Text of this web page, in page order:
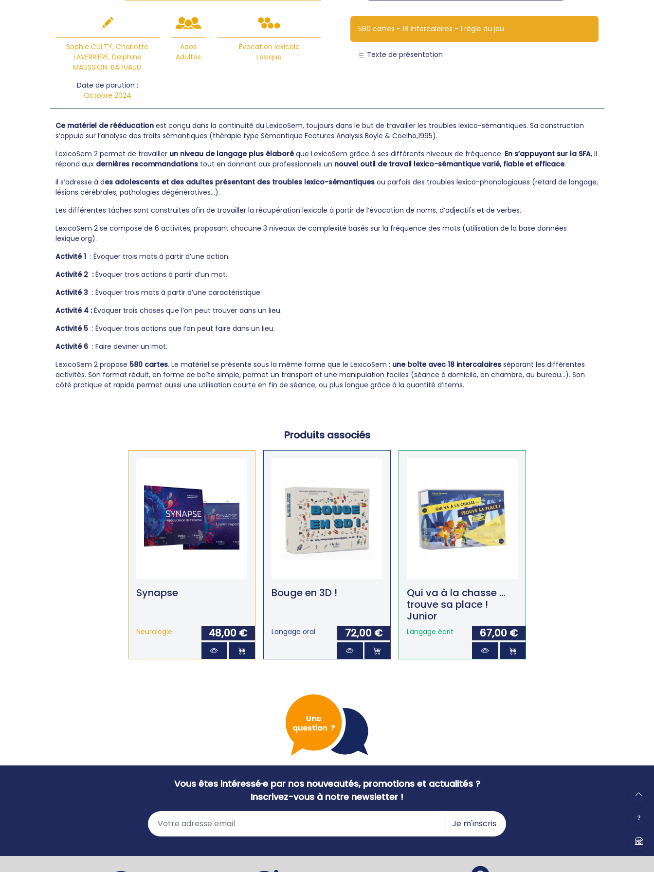
Sophie CULTY,Charlotte
LAVERRIERE, Delphine
MAUSSION-BAHUAUD
Date de parution :
Octobre 2024
Ados
Adultes
Évocation lexicale
Lexique
580 cartes - 18 intercalaires - 1 règle du jeu
Texte de présentation
Ce matériel de rééducation est conçu dans la continuité du LexicoSem, toujours dans le but de travailler les troubles lexico-sémantiques. Sa construction
s’appuie sur l’analyse des traits sémantiques (thérapie type Sémantique Features Analysis Boyle & Coelho,1995).
LexicoSem 2 permet de travailler un niveau de langage plus élaboréque LexicoSem grâce à ses différents niveaux de fréquence. En s’appuyant sur la SFA, il
répond aux dernières recommandations tout en donnant aux professionnels un nouvel outil de travail lexico-sémantique varié, fiable et efficace.
Il s’adresse à des adolescents et des adultes présentant des troubles lexico-sémantiques ou parfois des troubles lexico-phonologiques (retard de langage,
lésions cérébrales, pathologies dégénératives...).
Les différentes tâches sont construites afin de travailler la récupération lexicale à partir de l’évocation de noms, d’adjectifs et de verbes.
LexicoSem 2 se compose de 6 activités, proposant chacune 3 niveaux de complexité basés sur la fréquence des mots (utilisation de la base données
lexique.org).
Activité 1 : Évoquer trois mots à partir d’une action.
Activité 2 :Évoquer trois actions à partir d’un mot.
Activité 3 : Évoquer trois mots à partir d’une caractéristique.
Activité 4 :Évoquer trois choses que l’on peut trouver dans un lieu.
Activité 5 : Évoquer trois actions que l’on peut faire dans un lieu.
Activité 6 : Faire deviner un mot.
LexicoSem 2 propose 580 cartes. Le matériel se présente sous la même forme que le LexicoSem : une boîte avec 18 intercalaires séparant les différentes
activités. Son format réduit, en forme de boîte simple, permet un transport et une manipulation faciles (séance à domicile, en chambre, au bureau...). Son
côté pratique et rapide permet aussi une utilisation courte en fin de séance, ou plus longue grâce à la quantité d’items.
Produits associés
Synapse
Neurologie 48,00 €
Bouge en 3D !
Langage oral 72,00 €
Qui va à la chasse …
trouve sa place !
Junior
Langage écrit 67,00 €
Vous êtes intéressé·e par nos nouveautés, promotions et actualités ?
Inscrivez-vous à notre newsletter !
Je m'inscris